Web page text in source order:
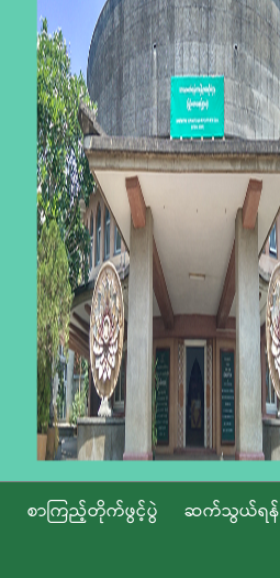
စာကြည့်တိုက်ဖွင့်ပွဲ ဆက်သွယ်ရန်